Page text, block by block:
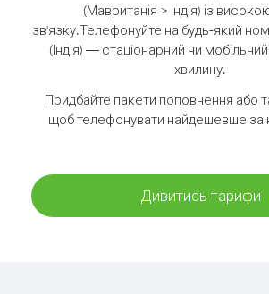
(Мавританія > Індія) із
зв'язку.Телефонуйте на будь-який
(Індія) — стаціонарний чи
хвилину.
Придбайте пакети поповнення або
щоб телефонувати найдешевше за
Дивитись тарифи